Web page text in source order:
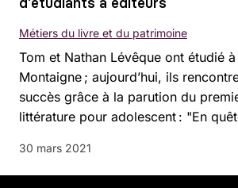
Tom et Nathan Lévêque ont étudié à
Montaigne ; aujourd’hui, ils
succès grâce à la parution du
littérature pour adolescent : "En
Métiers du livre et du patrimoine
30 mars 2021